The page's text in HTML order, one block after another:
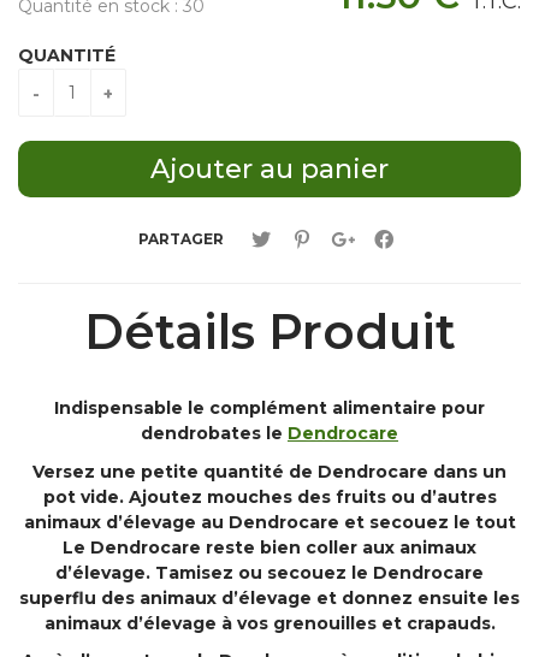
Quantité en stock : 30
QUANTITÉ
PARTAGER
Détails Produit
Indispensable le complément alimentaire pour
dendrobates le Dendrocare
Versez une petite quantité de Dendrocare dans un
pot vide. Ajoutez mouches des fruits ou d’autres
animaux d’élevage au Dendrocare et secouez le tout
Le Dendrocare reste bien coller aux animaux
d’élevage. Tamisez ou secouez le Dendrocare
superflu des animaux d’élevage et donnez ensuite les
animaux d’élevage à vos grenouilles et crapauds.